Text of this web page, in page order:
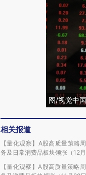
图/视觉中国
相关报道
【量化观察】A股高质量策略
务及日常消费品板块领涨（12
【量化观察】A股高质量策略